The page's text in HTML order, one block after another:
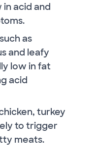
acid and
such as
and leafy
low in fat
acid
turkey
to trigger
meats.